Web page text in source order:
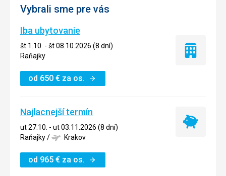
Vybrali sme pre vás
Iba ubytovanie
št 1.10. - št 08.10.2026 (8 dní)
Raňajky
od 650 € za os.
Iba
Najlacnejší termín
ut 27.10. - ut 03.11.2026 (8 dní)
Raňajky/ Krakov
od 965 € za os.
Najlacnejší